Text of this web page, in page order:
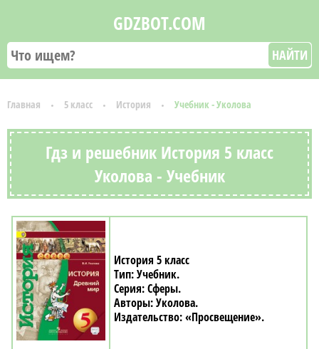
GDZBOT.COM
НАЙТИ
Главная 5 класс История Учебник - Уколова
Гдз и решебник История 5 класс
Уколова - Учебник
История 5 класс
Учебник
Сферы
Уколова
«Просвещение»